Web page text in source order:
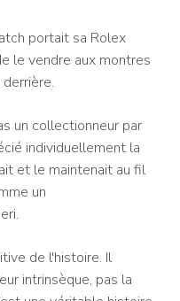
portait sa Rolex
le vendre aux montres
un collectionneur par
individuellement la
et le maintenait au fil
un
de l'histoire. Il
intrinsèque, pas la